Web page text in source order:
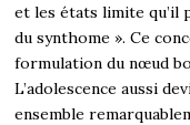
et les états limite qu’il
du synthome ». Ce
formulation du nœud
L’adolescence aussi
ensemble